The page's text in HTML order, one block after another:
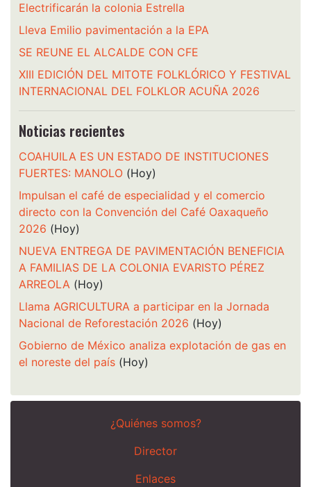
Electrificarán la colonia Estrella
Lleva Emilio pavimentación a la EPA
SE REUNE EL ALCALDE CON CFE
XIII EDICIÓN DEL MITOTE FOLKLÓRICO Y FESTIVAL
INTERNACIONAL DEL FOLKLOR ACUÑA 2026
Noticias recientes
COAHUILA ES UN ESTADO DE INSTITUCIONES
FUERTES: MANOLO (Hoy)
Impulsan el café de especialidad y el comercio
directo con la Convención del Café Oaxaqueño
2026 (Hoy)
NUEVA ENTREGA DE PAVIMENTACIÓN BENEFICIA
A FAMILIAS DE LA COLONIA EVARISTO PÉREZ
ARREOLA (Hoy)
Llama AGRICULTURA a participar en la Jornada
Nacional de Reforestación 2026 (Hoy)
Gobierno de México analiza explotación de gas en
el noreste del país (Hoy)
¿Quiénes somos?
Director
Enlaces